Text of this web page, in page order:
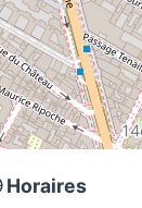
Horaires